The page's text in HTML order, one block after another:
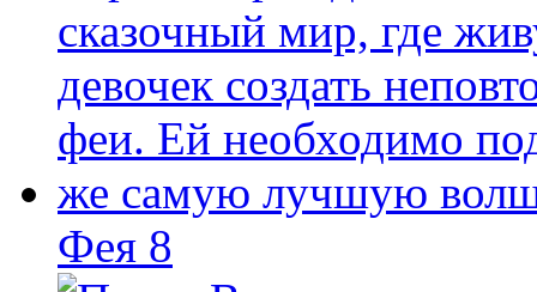
Фея 8